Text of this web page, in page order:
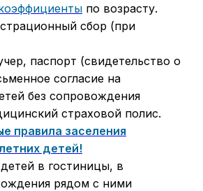
по возрасту.
сбор (при
паспорт (свидетельство о
согласие на
без сопровождения
страховой полис.
правила заселения
детей!
в гостиницы, в
рядом с ними